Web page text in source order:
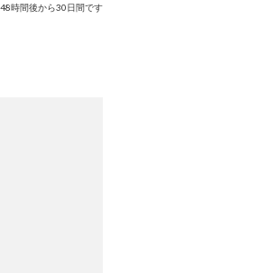
時間後から30日間です